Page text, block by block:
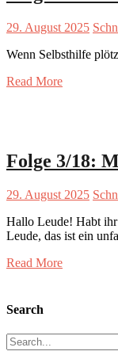
29. August 2025
Wenn Selbsthilfe
Read More
Folge 3/18:
29. August 2025
Hallo Leude! Habt
Leude, das ist ein
Read More
Search
Search